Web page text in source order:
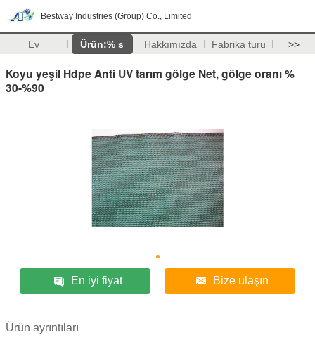
Bestway Industries (Group) Co., Limited
Ev Ürün:% s Hakkımızda Fabrika turu >>
Koyu yeşil Hdpe Anti UV tarım gölge Net, gölge oranı %
30-%90
En iyi fiyat Bize ulaşın
Ürün ayrıntıları